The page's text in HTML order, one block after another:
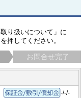
り扱いについて」に
押してください。
お問合せ完了
敷金/礼金 -/-/-